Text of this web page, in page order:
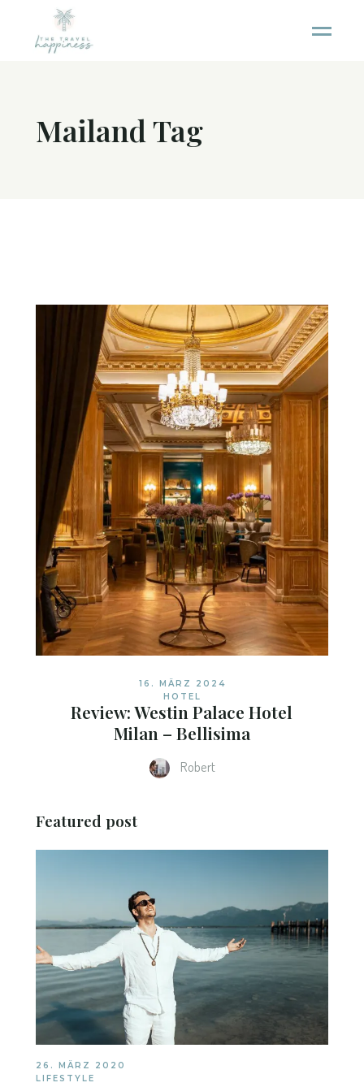
Mailand Tag
16. MÄRZ 2024
HOTEL
Review: Westin Palace Hotel
Milan – Bellisima
Robert
Featured post
26. MÄRZ 2020
LIFESTYLE